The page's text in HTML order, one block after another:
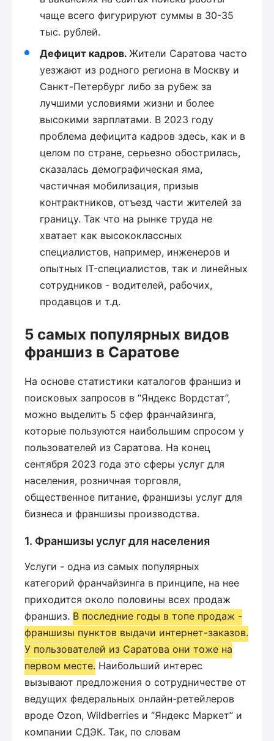
чаще всего фигурируют суммы в 30-35
тыс. рублей.
Дефицит кадров. Жители Саратова часто
уезжают из родного региона в Москву и
Санкт-Петербург либо за рубеж за
лучшими условиями жизни и более
высокими зарплатами. В 2023 году
проблема дефицита кадров здесь, как и в
целом по стране, серьезно обострилась,
сказалась демографическая яма,
частичная мобилизация, призыв
контрактников, отъезд части жителей за
границу. Так что на рынке труда не
хватает как высококлассных
специалистов, например, инженеров и
опытных IT-специалистов, так и линейных
сотрудников - водителей, рабочих,
продавцов и т.д.
5 самых популярных видов
франшиз в Саратове
На основе статистики каталогов франшиз и
поисковых запросов в “Яндекс Вордстат”,
можно выделить 5 сфер франчайзинга,
которые пользуются наибольшим спросом у
пользователей из Саратова. На конец
сентября 2023 года это сферы услуг для
населения, розничная торговля,
общественное питание, франшизы услуг для
бизнеса и франшизы производства.
1. Франшизы услуг для населения
Услуги - одна из самых популярных
категорий франчайзинга в принципе, на нее
приходится около половины всех продаж
франшиз. В последние годы в топе продаж -
франшизы пунктов выдачи интернет-заказов.
У пользователей из Саратова они тоже на
первом месте. Наибольший интерес
вызывают предложения о сотрудничестве от
ведущих федеральных онлайн-ретейлеров
вроде Ozon, Wildberries и “Яндекс Маркет” и
компании СДЭК. Так, по словам